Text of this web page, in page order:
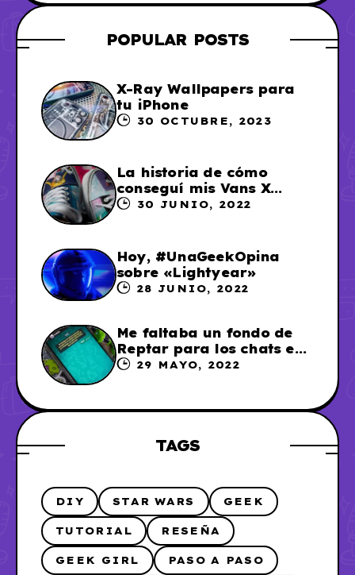
POPULAR POSTS
X-Ray Wallpapers para
tu iPhone
30 OCTUBRE, 2023
La historia de cómo
conseguí mis Vans X
Sailor Moon
30 JUNIO, 2022
Hoy, #UnaGeekOpina
sobre «Lightyear»
28 JUNIO, 2022
Me faltaba un fondo de
Reptar para los chats en
WhatsApp, así que me lo
29 MAYO, 2022
TAGS
DIY STAR WARS GEEK
TUTORIAL RESEÑA
GEEK GIRL PASO A PASO